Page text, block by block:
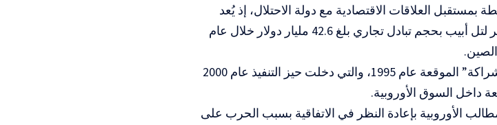
بمستقبل العلاقات الاقتصادية مع دولة الاحتلال، إذ يُعد
الاتحاد الأوروبي الشريك التجاري الأكبر لتل أبيب بحجم تبادل تجاري بلغ 42.6 مليار دولار خلال عام
وترتكز هذه العلاقات على “اتفاقية الشراكة” الموقعة عام 1995، والتي دخلت حيز التنفيذ عام 2000
داخل السوق الأوروبية.
الأوروبية بإعادة النظر في الاتفاقية بسبب الحرب على